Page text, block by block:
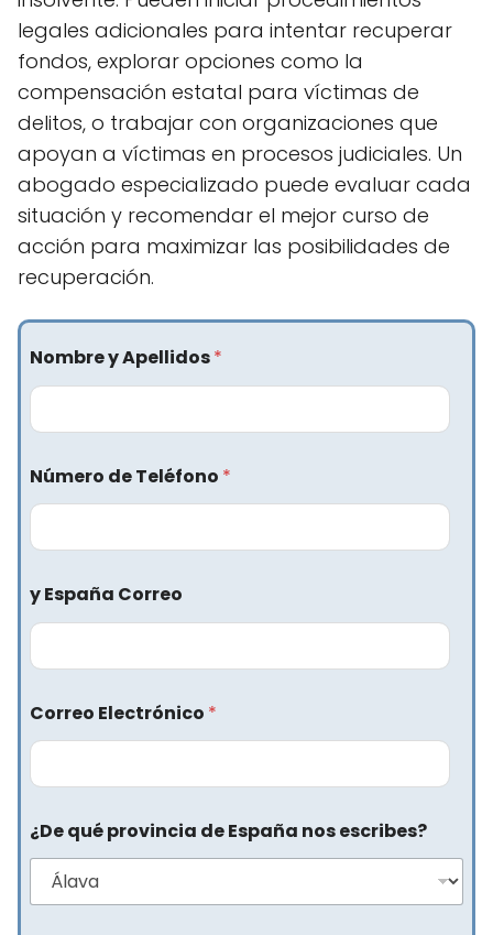
legales adicionales para intentar recuperar
fondos, explorar opciones como la
compensación estatal para víctimas de
delitos, o trabajar con organizaciones que
apoyan a víctimas en procesos judiciales. Un
abogado especializado puede evaluar cada
situación y recomendar el mejor curso de
acción para maximizar las posibilidades de
recuperación.
Nombre y Apellidos*
Número de Teléfono *
y España Correo
Correo Electrónico *
¿De qué provincia de España nos escribes?